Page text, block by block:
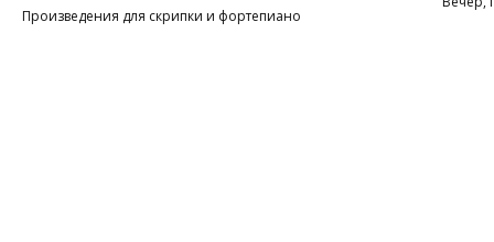
Произведения для скрипки и фортепиано